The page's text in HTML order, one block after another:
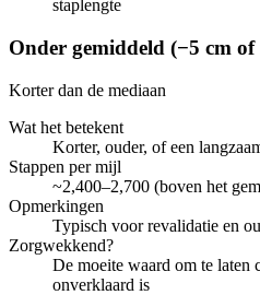
staplengte
Onder gemiddeld (−5 cm of
Korter dan de mediaan
Wat het betekent
Korter, ouder, of een
Stappen per mijl
~2,400–2,700 (boven het
Opmerkingen
Typisch voor revalidatie en
Zorgwekkend?
De moeite waard om te laten
onverklaard is